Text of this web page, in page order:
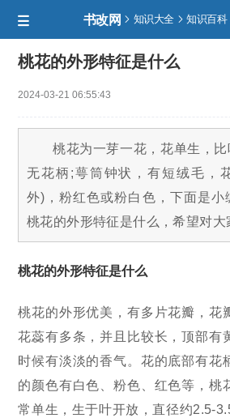
书改网  知识大全 知识百科

桃花的外形特征是什么
2024-03-21 06:55:43
桃花为一芽一花，花单生，
无花柄;萼筒钟状，有短绒毛，
外)，粉红色或粉白色，下面是小
桃花的外形特征是什么，希望对大
桃花的外形特征是什么
桃花的外形优美，有多片花瓣，花
花蕊有多条，并且比较长，顶部有
时候有淡淡的香气。花的底部有花
的颜色有白色、粉色、红色等，桃
常单生，生于叶开放，直径约2.5-